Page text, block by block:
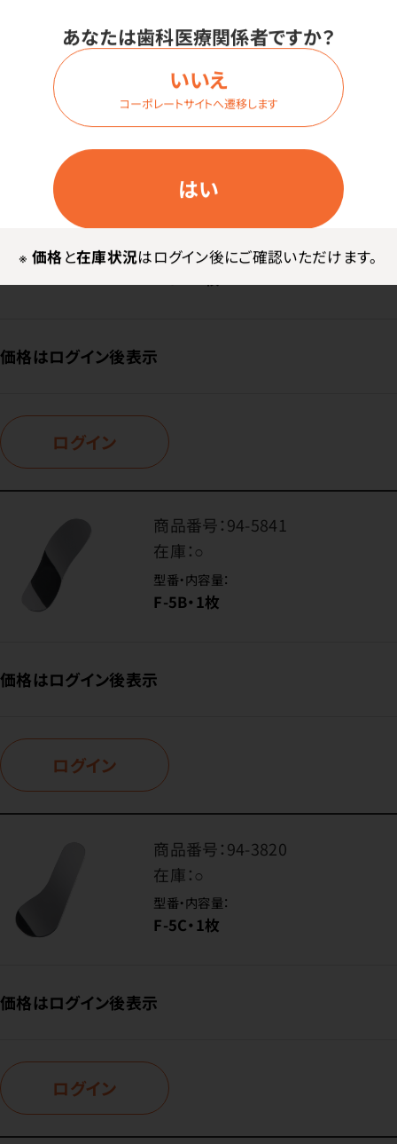
あなたは歯科医療関係者ですか？
はい
いいえ
コーポレートサイトへ遷移します
※ 価格と在庫状況はログイン後にご確認いただけます。
価格はログイン後表示
ログイン
商品番号：
在庫：○
型番・内容量：
価格はログイン後表示
ログイン
商品番号：94-5841
在庫：○
型番・内容量：
F-5B・1枚
価格はログイン後表示
ログイン
商品番号：94-3820
在庫：○
型番・内容量：
F-5C・1枚
価格はログイン後表示
ログイン